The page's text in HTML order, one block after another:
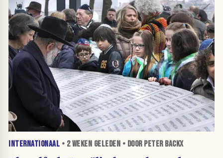
INTERNATIONAAL • 2 WEKEN GELEDEN • DOOR PETER BACKX